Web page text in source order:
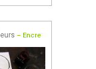
– Encre